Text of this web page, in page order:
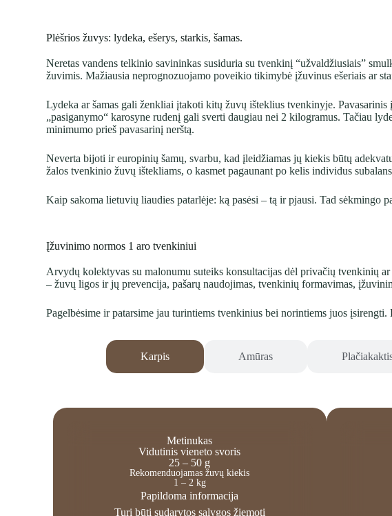
Plėšrios žuvys: lydeka, ešerys, starkis, šamas.
Neretas vandens telkinio savininkas susiduria su tvenkinį “užvaldžiusiais”
žuvimis. Mažiausia neprognozuojamo poveikio tikimybė įžuvinus ešeriais ar
Lydeka ar šamas gali ženkliai įtakoti kitų žuvų išteklius tvenkinyje.
„pasiganymo“ karosyne rudenį gali sverti daugiau nei 2 kilogramus. Tačiau
minimumo prieš pavasarinį nerštą.
Neverta bijoti ir europinių šamų, svarbu, kad įleidžiamas jų kiekis būtų
žalos tvenkinio žuvų ištekliams, o kasmet pagaunant po kelis individus
Kaip sakoma lietuvių liaudies patarlėje: ką pasėsi – tą ir pjausi. Tad sėkmingo
Įžuvinimo normos 1 aro tvenkiniui
Arvydų kolektyvas su malonumu suteiks konsultacijas dėl privačių tvenkinių
– žuvų ligos ir jų prevencija, pašarų naudojimas, tvenkinių formavimas,
Pagelbėsime ir patarsime jau turintiems tvenkinius bei norintiems juos
Karpis Amūras
Metinukas
Vidutinis vieneto svoris
25 – 50 g
Rekomenduojamas žuvų kiekis
1 – 2 kg
Papildoma informacija
Turi būti sudarytos sąlygos žiemoti